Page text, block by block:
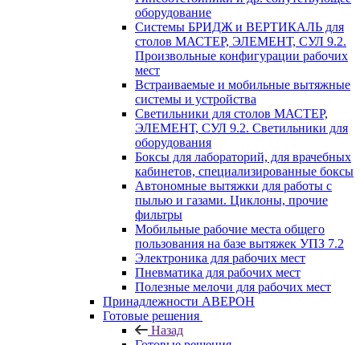
оборудование
Системы БРИДЖ и ВЕРТИКАЛЬ для
столов МАСТЕР, ЭЛЕМЕНТ, СУЛ 9.2.
Произвольные конфигурации рабочих
мест
Встраиваемые и мобильные вытяжные
системы и устройства
Светильники для столов МАСТЕР,
ЭЛЕМЕНТ, СУЛ 9.2. Светильники для
оборудования
Боксы для лабораторий, для врачебных
кабинетов, специализированные боксы
Автономные вытяжки для работы с
пылью и газами. Циклоны, прочие
фильтры
Мобильные рабочие места общего
пользования на базе вытяжек УПЗ 7.2
Электроника для рабочих мест
Пневматика для рабочих мест
Полезные мелочи для рабочих мест
Принадлежности АВЕРОН
Готовые решения
Назад